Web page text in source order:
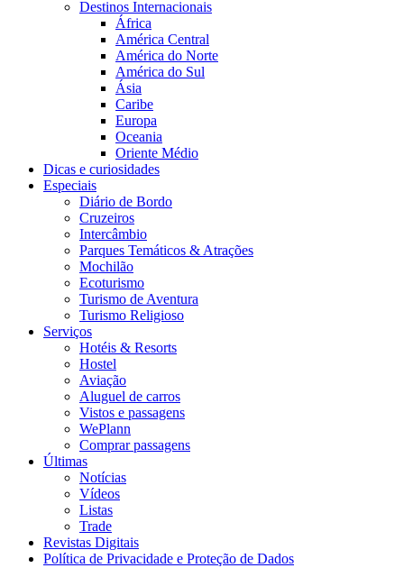
Destinos Internacionais
África
América Central
América do Norte
América do Sul
Ásia
Caribe
Europa
Oceania
Oriente Médio
Dicas e curiosidades
Especiais
Diário de Bordo
Cruzeiros
Intercâmbio
Parques Temáticos & Atrações
Mochilão
Ecoturismo
Turismo de Aventura
Turismo Religioso
Serviços
Hotéis & Resorts
Hostel
Aviação
Aluguel de carros
Vistos e passagens
WePlann
Comprar passagens
Últimas
Notícias
Vídeos
Listas
Trade
Revistas Digitais
Política de Privacidade e Proteção de Dados